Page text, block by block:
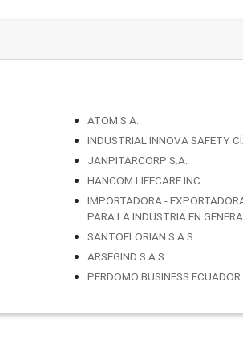
ATOM S.A.
INDUSTRIAL INNOVA SAFETY
JANPITARCORP S.A.
HANCOM LIFECARE INC.
IMPORTADORA -
PARA LA INDUSTRIA EN
SANTOFLORIAN S.A.S.
ARSEGIND S.A.S.
PERDOMO BUSINESS ECUADOR